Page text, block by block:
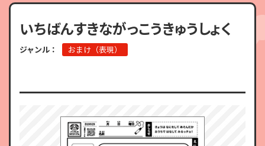
いちばんすきながっこうきゅうしょく
ジャンル： おまけ（表現）